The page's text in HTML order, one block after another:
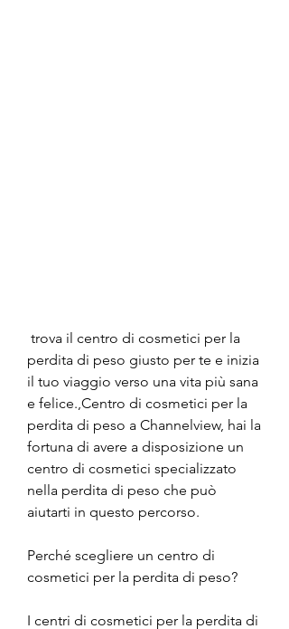
perdita di peso giusto per te e inizia
il tuo viaggio verso una vita più sana
e felice.,Centro di cosmetici per la
perdita di peso a Channelview, hai la
fortuna di avere a disposizione un
centro di cosmetici specializzato
nella perdita di peso che può
aiutarti in questo percorso.
Perché scegliere un centro di
cosmetici per la perdita di peso?
I centri di cosmetici per la perdita di